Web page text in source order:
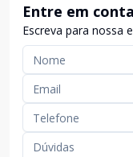
Entre em
Escreva para nossa